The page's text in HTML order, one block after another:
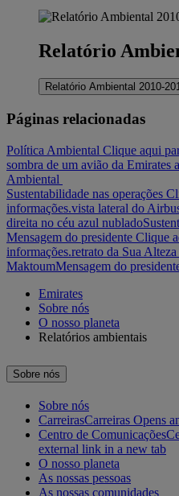
Relatório
Relatório Ambiental 2010-
Páginas relacionadas
Política Ambiental Clique aqui
sombra de um avião da Emirates
Ambiental
Sustentabilidade nas operações
informações.vista lateral do
direita no céu azul nublado
Mensagem do presidente Clique
informações.retrato da Sua
MaktoumMensagem do
Emirates
Sobre nós
O nosso planeta
Relatórios ambientais
Sobre nós
Sobre nós
CarreirasCarreiras Opens
Centro de Comunicações
external link in a new tab
O nosso planeta
As nossas pessoas
As nossas comunidades